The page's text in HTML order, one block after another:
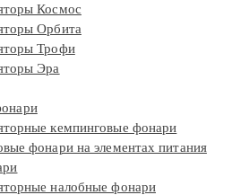
Космос
Орбита
Трофи
Эра
кемпинговые фонари
фонари на элементах питания
налобные фонари